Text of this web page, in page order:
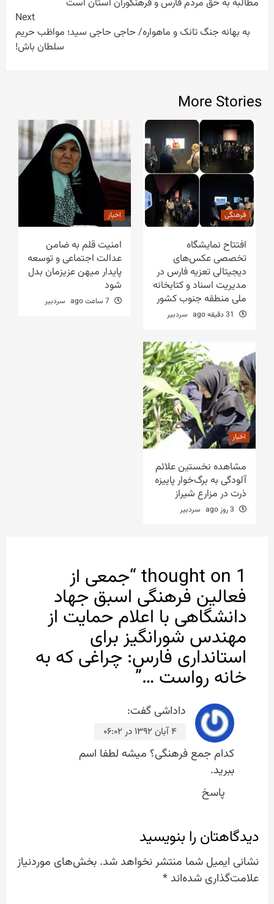
مطالبه به حق مردم فارس و فرهنگوران استان است
Next
به بهانه جنگ تانک و ماهواره/ حاجی حاجی سید؛ مواظب حریم
سلطان باش!
More Stories
فرهنگی
افتتاح نمایشگاه
تخصصی عکس‌های
دیجیتالی تعزیه فارس در
مدیریت اسناد و کتابخانه
ملی منطقه جنوب کشور
سردبیر
اخبار
امنیت قلم به ضامن
عدالت اجتماعی و توسعه‌
پایدار میهن عزیزمان بدل
شود
سردبیر
اخبار
مشاهده نخستین علائم
آلودگی به برگ‌خوار پاییزه
ذرت در مزارع شیراز
سردبیر
1 thought on “ جمعی از
فعالین فرهنگی اسبق جهاد
دانشگاهی با اعلام حمایت از
مهندس شورانگیز برای
استانداری فارس: چراغی که به
خانه رواست …”
داداشی گفت:
۴ آبان ۱۳۹۲ در ۰۶:۰۲
کدام جمع فرهنگی؟ میشه لطفا اسم
ببرید.
پاسخ
دیدگاهتان را بنویسید
نشانی ایمیل شما منتشر نخواهد شد. بخش‌های موردنیاز
علامت‌گذاری شده‌اند *